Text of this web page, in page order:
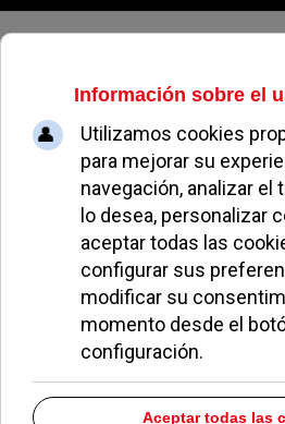
Viernes, 07 de agosto
Sociedad
Fraude por correo:
una pyme de Madrid
profesional
El correo electrónico es la puerta que
para colarse en una empresa.